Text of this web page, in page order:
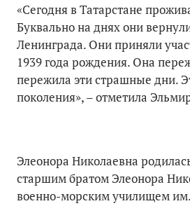
«Сегодня в Татарстане
Буквально на днях они
Ленинграда. Они приняли
1939 года рождения. Она
пережила эти страшные дни.
поколения», – отметила
Элеонора Николаевна
старшим братом Элеонора
военно-морским училищем